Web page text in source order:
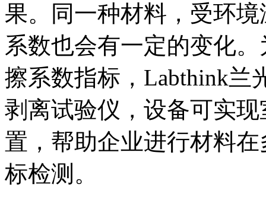
果。同一种材料，受环
系数也会有一定的变化
擦系数指标，Labthink兰
剥离试验仪，设备可实
置，帮助企业进行材料
标检测。